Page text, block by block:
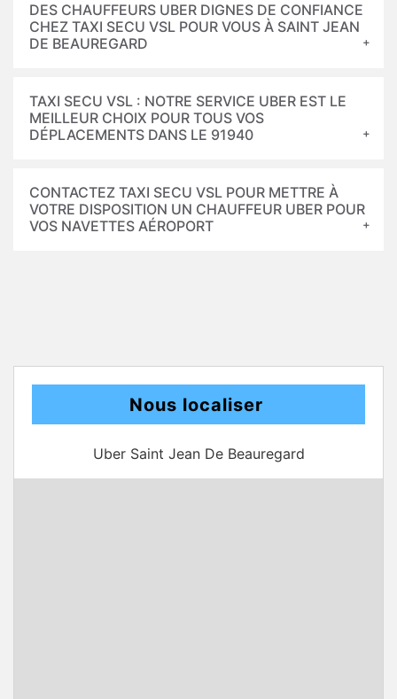
DES CHAUFFEURS UBER DIGNES DE CONFIANCE
CHEZ TAXI SECU VSL POUR VOUS À SAINT JEAN
DE BEAUREGARD
TAXI SECU VSL : NOTRE SERVICE UBER EST LE
MEILLEUR CHOIX POUR TOUS VOS
DÉPLACEMENTS DANS LE 91940
CONTACTEZ TAXI SECU VSL POUR METTRE À
VOTRE DISPOSITION UN CHAUFFEUR UBER POUR
VOS NAVETTES AÉROPORT
Nous localiser
Uber Saint Jean De Beauregard